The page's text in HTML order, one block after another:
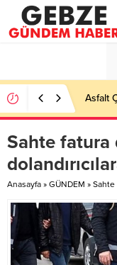
Asfalt
Sahte fatura
Anasayfa » GÜNDEM » Sahte